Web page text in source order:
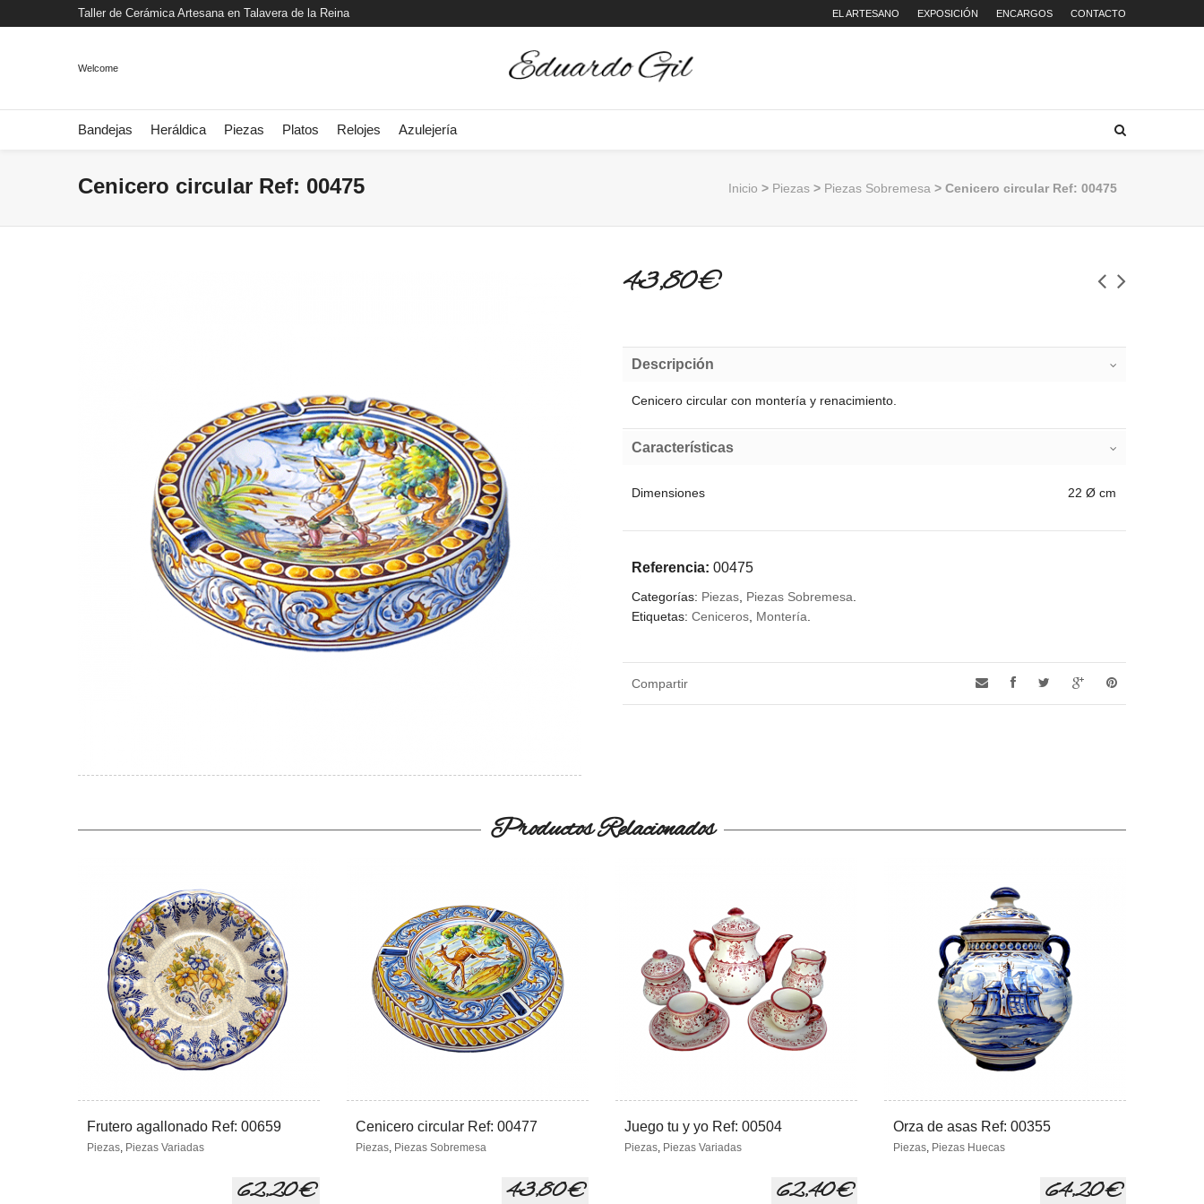
Taller de Cerámica Artesana en Talavera de la Reina EL ARTESANO EXPOSICIÓN ENCARGOS CONTACTO
Welcome
Bandejas Heráldica Piezas Platos Relojes Azulejería
Cenicero circular Ref: 00475 Inicio > Piezas > Piezas Sobremesa > Cenicero circular Ref: 00475
43,80 €
Descripción
Cenicero circular con montería y renacimiento.
Características
Dimensiones 22 Ø cm
Referencia:00475
Categorías: Piezas Piezas Sobremesa
Etiquetas:Ceniceros Montería
Compartir
Productos Relacionados
Frutero agallonado Ref: 00659
Piezas Piezas Variadas
62,20 €
Cenicero circular Ref: 00477
Piezas Piezas Sobremesa
43,80 €
Juego tu y yo Ref: 00504
Piezas Piezas Variadas
62,40 €
Orza de asas Ref: 00355
Piezas Piezas Huecas
64,20 €